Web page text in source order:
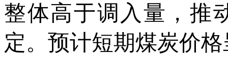
整体高于调入量，推
定。预计短期煤炭价